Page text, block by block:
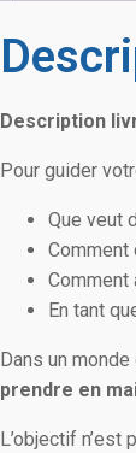
Description
Pour guider
Que veut
Comment
Comment
En tant
Dans un
prendre en
L’objectif n’est